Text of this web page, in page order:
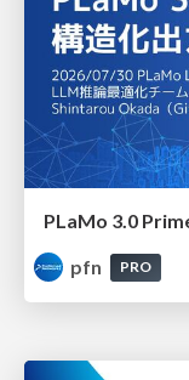
PLaMo 3.0
pfn
PRO